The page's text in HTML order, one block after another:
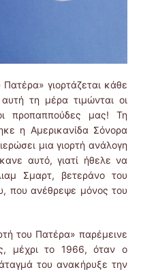
γιορτάζεται κάθε
τη μέρα τιμώνται οι
προπαππούδες μας! Τη
η Αμερικανίδα Σόνορα
μια γιορτή ανάλογη
αυτό, γιατί ήθελε να
Σμαρτ, βετεράνο του
που ανέθρεψε μόνος του
του Πατέρα» παρέμεινε
μέχρι το 1966, όταν ο
του ανακήρυξε την